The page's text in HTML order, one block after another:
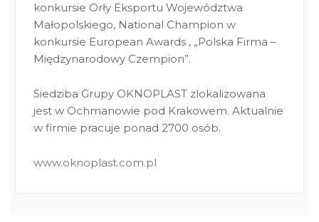
konkursie Orły Eksportu Województwa
Małopolskiego, National Champion w
konkursie European Awards , „Polska Firma –
Międzynarodowy Czempion”.
Siedziba Grupy OKNOPLAST zlokalizowana
jest w Ochmanowie pod Krakowem. Aktualnie
w firmie pracuje ponad 2700 osób.
www.oknoplast.com.pl